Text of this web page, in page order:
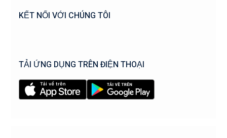
KẾT NỐI VỚI CHÚNG TÔI
TẢI ỨNG DỤNG TRÊN ĐIỆN THOẠI